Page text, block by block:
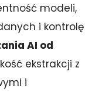
modeli,
i kontrolę
AI od
ekstrakcji z
i